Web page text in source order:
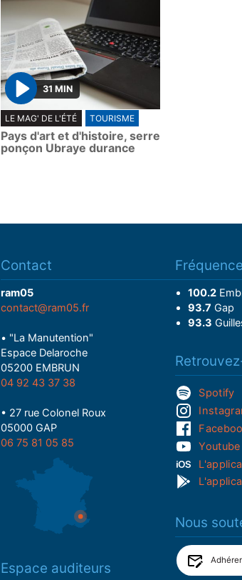
P
l
a
y
31 MIN
LE MAG' DE L'ÉTÉ TOURISME
Pays d'art et d'histoire, serre
ponçon Ubraye durance
Contact
ram05
contact@ram05.fr
• "La Manutention"
Espace Delaroche
05200 EMBRUN
04 92 43 37 38
• 27 rue Colonel Roux
05000 GAP
06 75 81 05 85
Espace auditeurs
100.2
93.7 Gap
93.3
Spotify
Youtube
Nous